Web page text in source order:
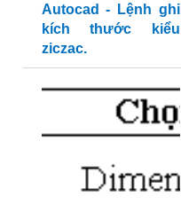
Autocad - Lệnh ghi
kích thước kiểu
ziczac.